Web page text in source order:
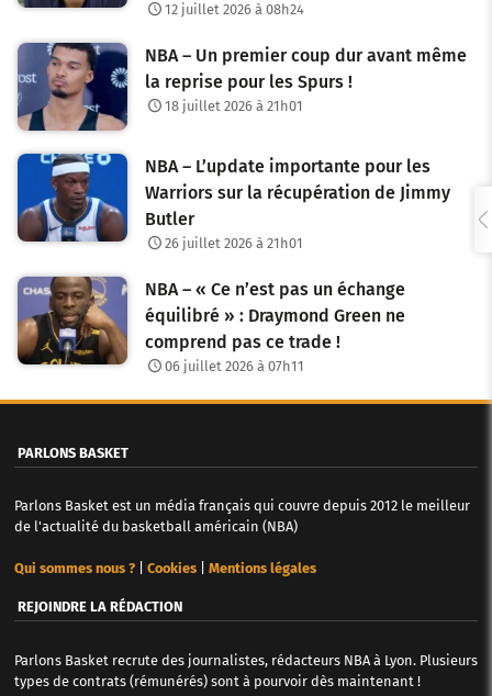
12 juillet 2026 à 08h24
NBA – Un premier coup dur avant même
la reprise pour les Spurs !
18 juillet 2026 à 21h01
NBA – L’update importante pour les
Warriors sur la récupération de Jimmy
Butler
26 juillet 2026 à 21h01
NBA – « Ce n’est pas un échange
équilibré » : Draymond Green ne
comprend pas ce trade !
06 juillet 2026 à 07h11
PARLONS BASKET
Parlons Basket est un média français qui couvre depuis 2012 le meilleur
de l'actualité du basketball américain (NBA)
Qui sommes nous ?| Cookies| Mentions légales
REJOINDRE LA RÉDACTION
Parlons Basket recrute des journalistes, rédacteurs NBA à Lyon. Plusieurs
types de contrats (rémunérés) sont à pourvoir dès maintenant !